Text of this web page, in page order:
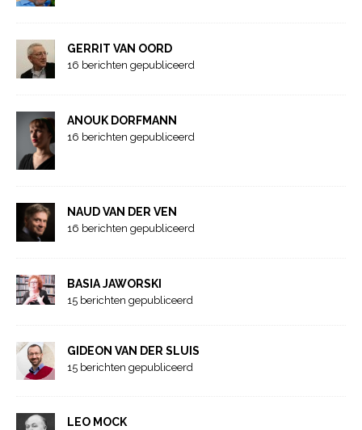
GERRIT VAN OORD
16 berichten gepubliceerd
ANOUK DORFMANN
16 berichten gepubliceerd
NAUD VAN DER VEN
16 berichten gepubliceerd
BASIA JAWORSKI
15 berichten gepubliceerd
GIDEON VAN DER SLUIS
15 berichten gepubliceerd
LEO MOCK